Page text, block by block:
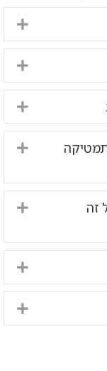
זה